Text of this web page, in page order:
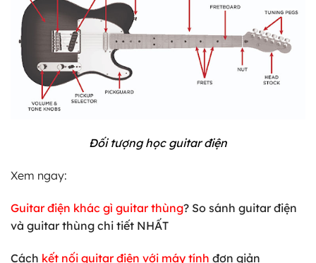
Đối tượng học guitar điện
Xem ngay:
Guitar điện khác gì guitar thùng? So sánh guitar điện
và guitar thùng chi tiết NHẤT
Cách kết nối guitar điện với máy tính đơn giản